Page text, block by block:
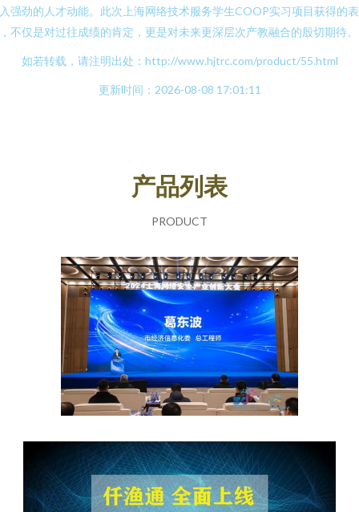
强劲的人才动能。此次上海网络技术服务学生COOP实习项目获得的表
不仅是对过往成绩的肯定，更是对未来更深层次产教融合的殷切期待。
如若转载，请注明出处：http://www.hjtrc.com/product/55.html
更新时间：2026-08-08 17:01:11
产品列表
PRODUCT